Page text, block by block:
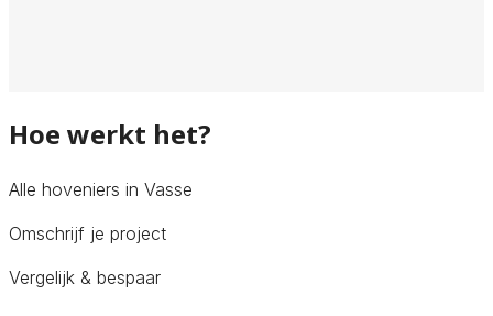
Hoe werkt het?
Alle hoveniers in Vasse
Omschrijf je project
Vergelijk & bespaar